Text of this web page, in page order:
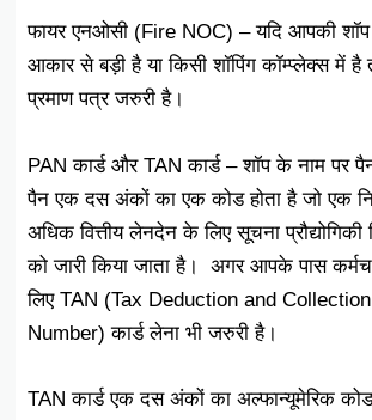
फायर एनओसी (Fire NOC) – यदि आपकी शॉप
आकार से बड़ी है या किसी शॉपिंग कॉम्प्लेक्स में
प्रमाण पत्र जरुरी है।
PAN कार्ड और TAN कार्ड – शॉप के नाम पर
पैन एक दस अंकों का एक कोड होता है जो एक
अधिक वित्तीय लेनदेन के लिए सूचना प्रौद्योगिकी
को जारी किया जाता है। अगर आपके पास
लिए TAN (Tax Deduction and
Number) कार्ड लेना भी जरुरी है।
TAN कार्ड एक दस अंकों का अल्फान्यूमेरिक